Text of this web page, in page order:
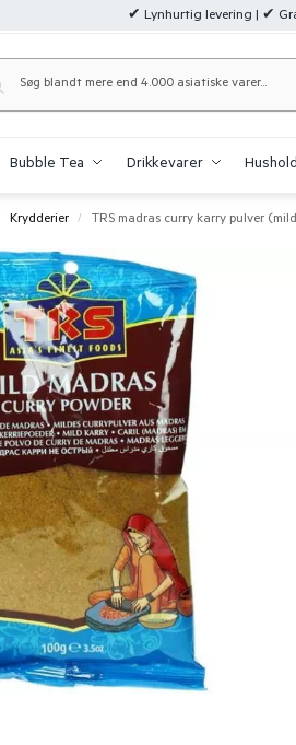
✔ Lynhurtig levering | ✔
Bubble Tea Drikkevarer
Krydderier / TRS madras curry karry pulver